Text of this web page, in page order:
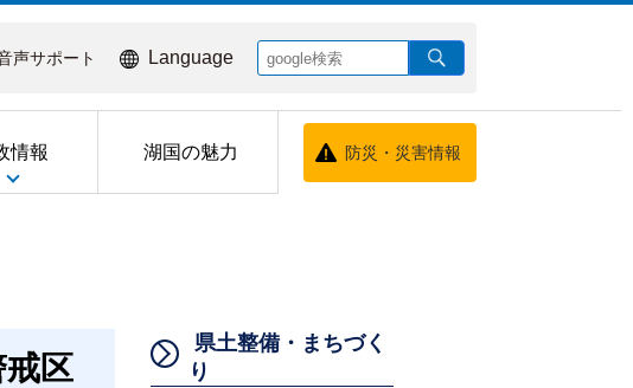
声サポート Language
情報 湖国の魅力 防災・災害情報
区
県土整備・まちづく
り